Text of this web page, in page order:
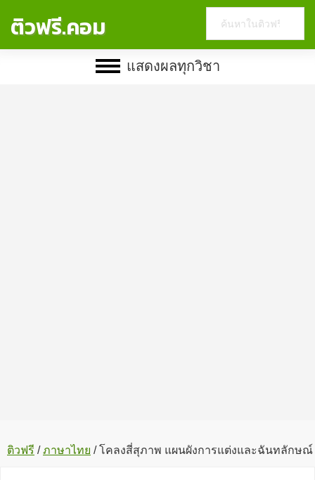
ติวฟรี.คอม
website
แสดงผลทุกวิชา
ติวฟรี / ภาษาไทย /โคลงสี่สุภาพ แผนผังการแต่งและฉันทลักษณ์